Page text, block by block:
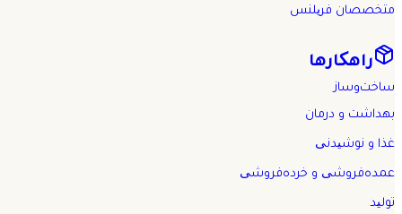
متخصصان فریلنس
راهکارها
ساخت‌وساز
بهداشت و درمان
غذا و نوشیدنی
عمده‌فروشی و خرده‌فروشی
تولید